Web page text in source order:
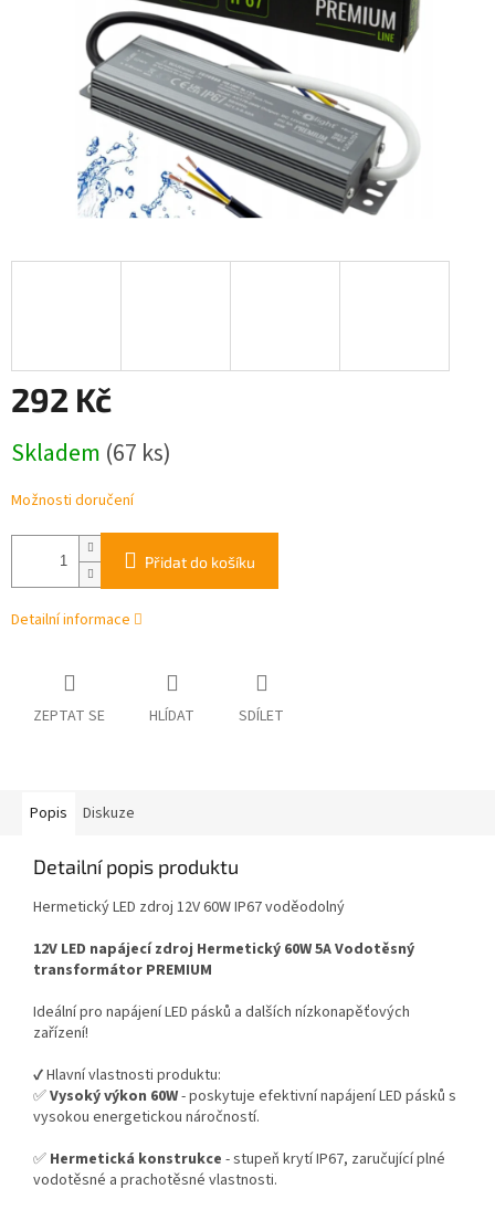
292 Kč
cena:
Skladem (67 ks)
Možnosti doručení
Přidat do košíku
Detailní informace
ZEPTAT SE HLÍDAT SDÍLET
Popis Diskuze
Detailní popis produktu
Hermetický LED zdroj 12V 60W IP67 voděodolný
12V LED napájecí zdroj Hermetický 60W 5A Vodotěsný
transformátor PREMIUM
Ideální pro napájení LED pásků a dalších nízkonapěťových
zařízení!
✔️ Hlavní vlastnosti produktu:
✅Vysoký výkon 60W- poskytuje efektivní napájení LED pásků s
vysokou energetickou náročností.
✅ Hermetická konstrukce - stupeň krytí IP67, zaručující plné
vodotěsné a prachotěsné vlastnosti.